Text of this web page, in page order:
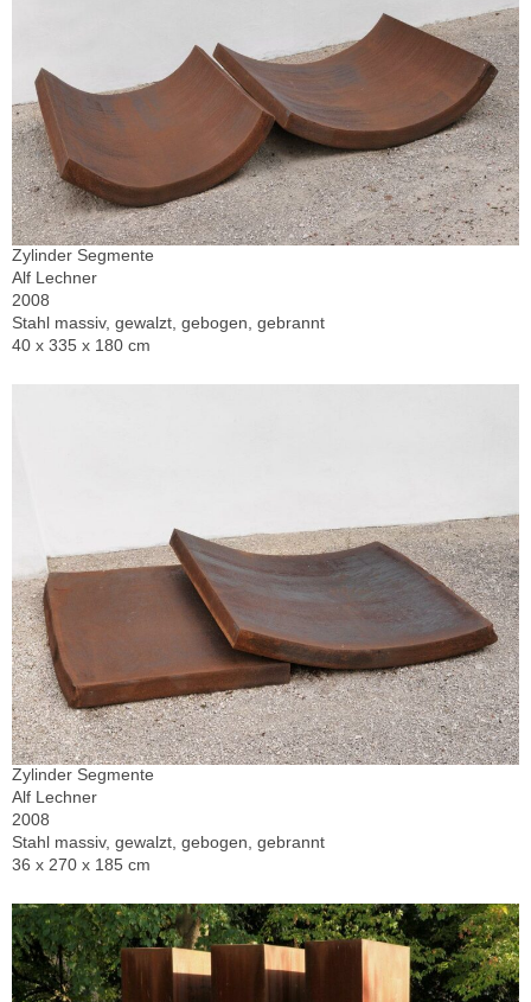
Zylinder Segmente
Alf Lechner
2008
Stahl massiv, gewalzt, gebogen, gebrannt
40 x 335 x 180 cm
Zylinder Segmente
Alf Lechner
2008
Stahl massiv, gewalzt, gebogen, gebrannt
36 x 270 x 185 cm